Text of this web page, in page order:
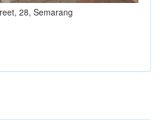
28, Semarang